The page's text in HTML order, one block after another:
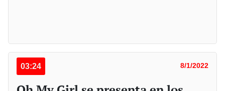
03:24 8/1/2022